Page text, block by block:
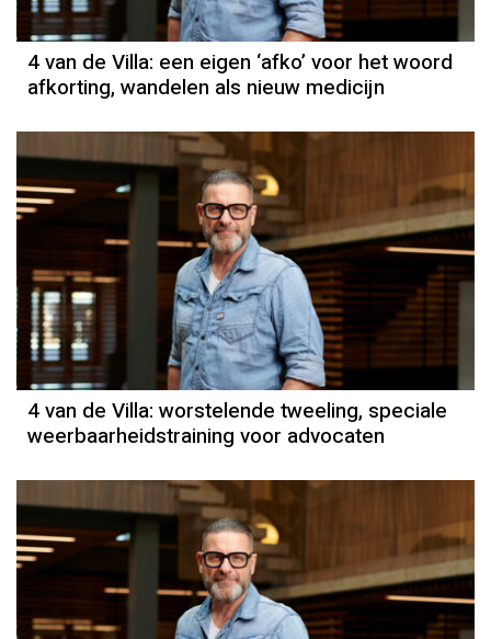
4 van de Villa: een eigen ‘afko’ voor het woord
afkorting, wandelen als nieuw medicijn
4 van de Villa: worstelende tweeling, speciale
weerbaarheidstraining voor advocaten